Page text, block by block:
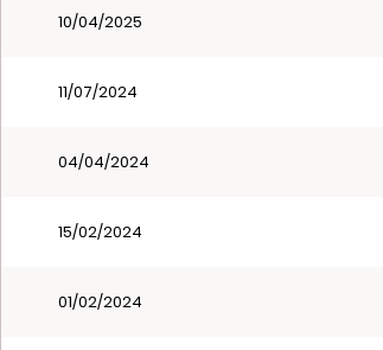
10/04/2025
11/07/2024
04/04/2024
15/02/2024
01/02/2024